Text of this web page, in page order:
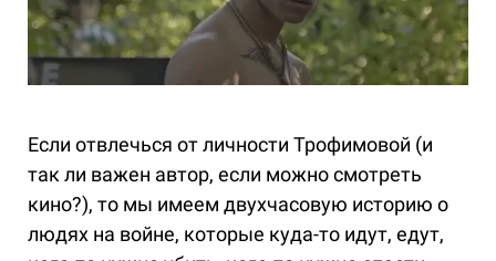
Если отвлечься от личности Трофимовой (и
так ли важен автор, если можно смотреть
кино?), то мы имеем двухчасовую историю о
людях на войне, которые куда-то идут, едут,